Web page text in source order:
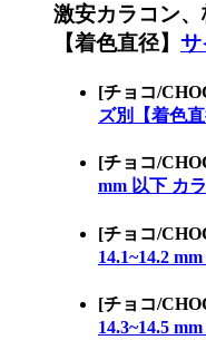
激安カラコン
【着色直径】 サ
[チョコ/
ズ別【着色
[チョコ/
mm 以下 カ
[チョコ/
14.1~14.2
[チョコ/
14.3~14.5